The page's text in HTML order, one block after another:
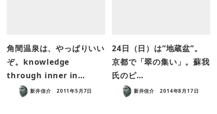
角間温泉は、やっぱりいい
ぞ。knowledge
through inner in…
新井信介 2011年5月7日
24日（日）は”地蔵盆”。
京都で「翠の集い」。蘇我
氏のピ…
新井信介 2014年8月17日